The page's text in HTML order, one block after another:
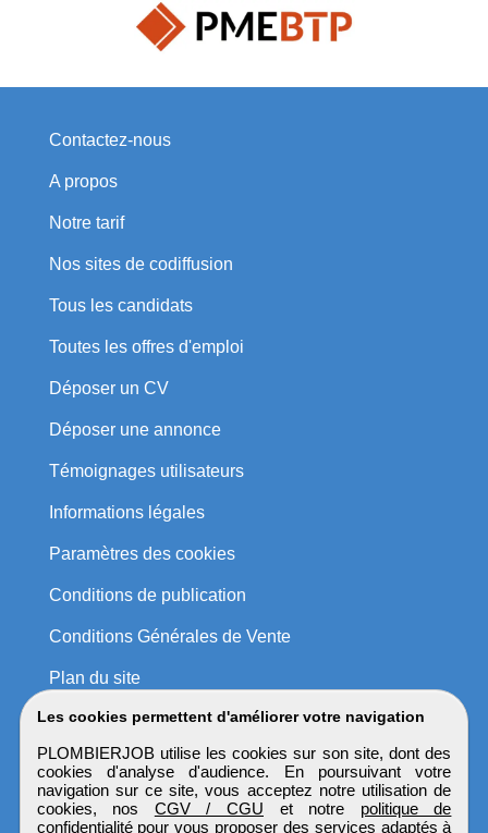
Les cookies permettent d'améliorer votre navigation
PLOMBIERJOB utilise les cookies sur son site, dont des
cookies d'analyse d'audience. En poursuivant votre
navigation sur ce site, vous acceptez notre utilisation de
cookies, nos CGV / CGU et notre politique de
confidentialitépour vous proposer des services adaptés à
Contactez-nous
A propos
Notre tarif
Nos sites de codiffusion
Tous les candidats
Toutes les offres d'emploi
Déposer un CV
Déposer une annonce
Témoignages utilisateurs
Informations légales
Paramètres des cookies
Conditions de publication
Conditions Générales de Vente
Plan du site